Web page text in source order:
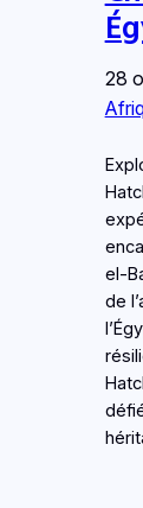
28
el-
de